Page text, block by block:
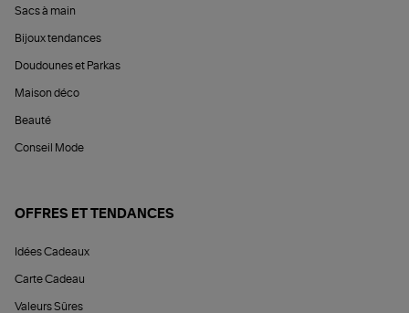
Sacs à main
Bijoux tendances
Doudounes et Parkas
Maison déco
Beauté
Conseil Mode
OFFRES ET TENDANCES
Idées Cadeaux
Carte Cadeau
Valeurs Sûres